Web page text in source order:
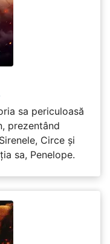
sa periculoasă
prezentând
Circe și
sa, Penelope.